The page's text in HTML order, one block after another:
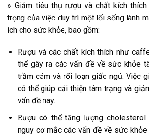
» Giảm tiêu thụ rượu và chất kích
trọng của việc duy trì một lối sống lành
ích cho sức khỏe, bao gồm:
Rượu và các chất kích thích như
thể gây ra các vấn đề về sức khỏe
trầm cảm và rối loạn giấc ngủ. Việc
có thể giúp cải thiện tâm trạng và
vấn đề này.
Rượu có thể tăng lượng cholesterol
nguy cơ mắc các vấn đề về sức